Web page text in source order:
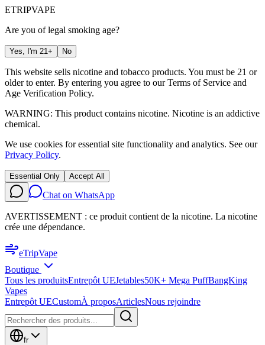
ETRIPVAPE
Are you of legal smoking age?
Yes, I'm 21+ No
This website sells nicotine and tobacco products. You must be 21 or
older to enter. By entering you agree to our Terms of Service and
Age Verification Policy.
WARNING: This product contains nicotine. Nicotine is an addictive
chemical.
We use cookies for essential site functionality and analytics. See our
Privacy Policy.
Essential Only Accept All
Chat on WhatsApp
AVERTISSEMENT : ce produit contient de la nicotine. La nicotine
crée une dépendance.
eTripVape
Boutique
Tous les produitsEntrepôt UEJetables50K+ Mega PuffBangKing
Vapes
Entrepôt UECustomÀ proposArticlesNous rejoindre
fr